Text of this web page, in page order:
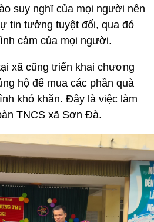
suy nghĩ của mọi người nên
tin tưởng tuyệt đối, qua đó
cảm của mọi người.
xã cũng triển khai chương
hộ để mua các phần quà
khó khăn. Đây là việc làm
TNCS xã Sơn Đà.